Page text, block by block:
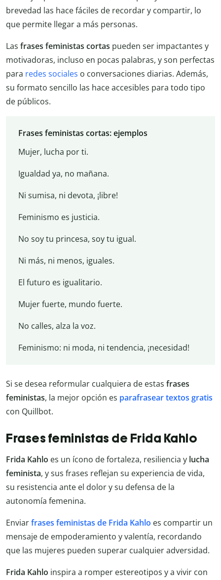
brevedad las hace fáciles de recordar y compartir, lo
que permite llegar a más personas.
Las frases feministas cortas pueden ser impactantes y
motivadoras, incluso en pocas palabras, y son perfectas
para redes sociales o conversaciones diarias. Además,
su formato sencillo las hace accesibles para todo tipo
de públicos.
Frases feministas cortas: ejemplos
Mujer, lucha por ti.
Igualdad ya, no mañana.
Ni sumisa, ni devota, ¡libre!
Feminismo es justicia.
No soy tu princesa, soy tu igual.
Ni más, ni menos, iguales.
El futuro es igualitario.
Mujer fuerte, mundo fuerte.
No calles, alza la voz.
Feminismo: ni moda, ni tendencia, ¡necesidad!
Si se desea reformular cualquiera de estas frases
feministas, la mejor opción es parafrasear textos gratis
con Quillbot.
Frases feministas de Frida Kahlo
Frida Kahlo es un ícono de fortaleza, resiliencia y lucha
feminista, y sus frases reflejan su experiencia de vida,
su resistencia ante el dolor y su defensa de la
autonomía femenina.
Enviarfrases feministas de Frida Kahlo es compartir un
mensaje de empoderamiento y valentía, recordando
que las mujeres pueden superar cualquier adversidad.
Frida Kahlo inspira a romper estereotipos y a vivir con